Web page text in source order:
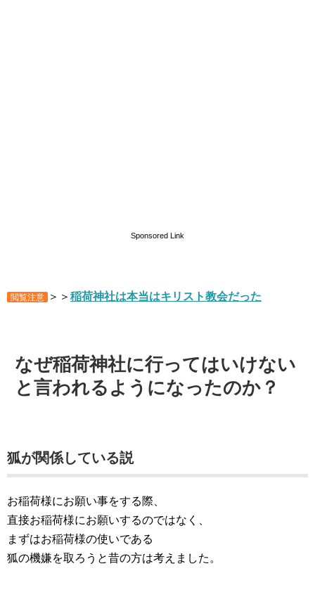
Sponsored Link
閲覧注意 ＞＞ 稲荷神社は本当はキリスト教会だった
なぜ稲荷神社に行ってはいけない
と言われるようになったのか？
狐が関係している説
お稲荷様にお願い事をする際、
直接お稲荷様にお願いするのではなく、
まずはお稲荷様の使いである
狐の機嫌を取ろうと昔の方は考えました。